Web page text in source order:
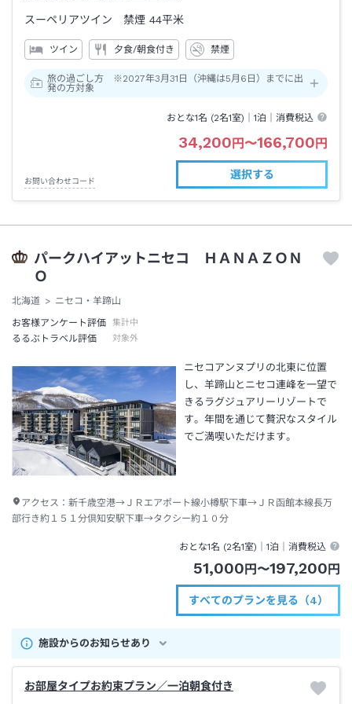
スーペリアツイン 禁煙 44平米
ツイン 夕食/朝食付き 禁煙
旅の過ごし方 ※2027年3月31日（沖縄は5月6日）までに出
発の方対象
おとな1名 (2名1室)｜1泊 ｜消費税込
34,200円〜166,700円
お問い合わせコード
選択する
パークハイアットニセコ ＨＡＮＡＺＯＮ
Ｏ
北海道
ニセコ・羊蹄山
お客様アンケート評価
集計中
るるぶトラベル評価 対象外
ニセコアンヌプリの北東に位置
し、羊蹄山とニセコ連峰を一望で
きるラグジュアリーリゾートで
す。年間を通じて贅沢なスタイル
でご満喫いただけます。
アクセス： 新千歳空港→ＪＲエアポート線小樽駅下車→ＪＲ函館本線長万
部行き約１５１分倶知安駅下車→タクシー約１０分
おとな1名 (2名1室)｜1泊 ｜消費税込
51,000円〜197,200円
すべてのプランを見る（4）
施設からのお知らせあり
お部屋タイプお約束プラン／一泊朝食付き